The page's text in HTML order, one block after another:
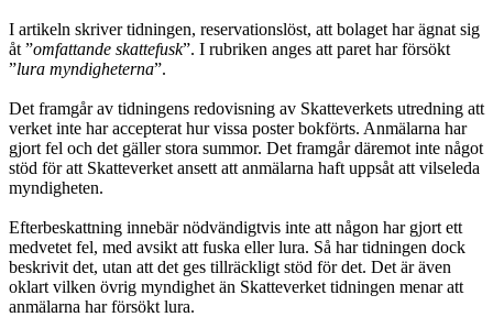
I artikeln skriver tidningen, reservationslöst, att bolaget har ägnat sig
åt ”om­fattande skattefusk”. I rubriken anges att paret har försökt
”lura myndigheterna”.
Det framgår av tidningens redovisning av Skatteverkets utredning att
verket inte har accepterat hur vissa poster bokförts. Anmälarna har
gjort fel och det gäller stora summor. Det framgår däremot inte något
stöd för att Skatteverket ansett att anmälarna haft uppsåt att vilseleda
myndigheten.
Efterbeskattning innebär nödvändigtvis inte att någon har gjort ett
medvetet fel, med avsikt att fuska eller lura. Så har tidningen dock
beskrivit det, utan att det ges tillräckligt stöd för det. Det är även
oklart vilken övrig myndighet än Skatte­verket tidningen menar att
anmälarna har försökt lura.